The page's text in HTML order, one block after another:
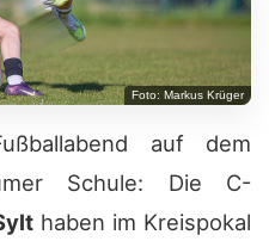
Foto: Markus Krüger
auf dem
Schule: Die C-
haben im Kreispokal